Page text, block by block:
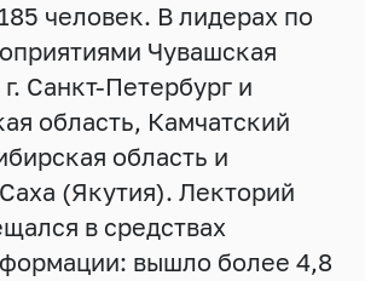
человек. В лидерах по
Чувашская
Санкт-Петербург и
область, Камчатский
область и
(Якутия). Лекторий
в средствах
вышло более 4,8